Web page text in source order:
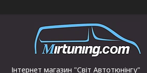
Інтернет магазин "Світ Автотюнінгу"